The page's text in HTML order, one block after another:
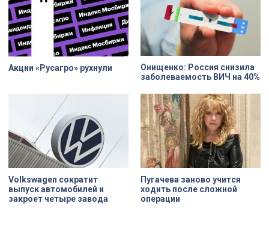
профессионала — это не порча
имущества, а яркий стрит-арт,
который не имеет ничего общего с
вандализмом.
восстанавливают яркий пример
деревянного модерна и почему
эта история уникальна?
Акции «Русагро» рухнули
Онищенко: Россия снизила
заболеваемость ВИЧ на 40%
Volkswagen сократит
выпуск автомобилей и
закроет четыре завода
Пугачева заново учится
ходить после сложной
операции